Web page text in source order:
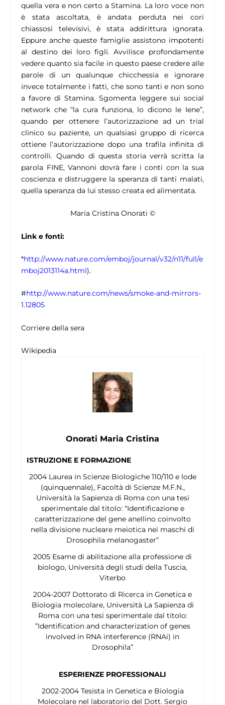
quella vera e non certo a Stamina. La loro voce non
è stata ascoltata, è andata perduta nei cori
chiassosi televisivi, è stata addirittura ignorata.
Eppure anche queste famiglie assistono impotenti
al destino dei loro figli. Avvilisce profondamente
vedere quanto sia facile in questo paese credere alle
parole di un qualunque chicchessia e ignorare
invece totalmente i fatti, che sono tanti e non sono
a favore di Stamina. Sgomenta leggere sui social
network che “la cura funziona, lo dicono le Iene”,
quando per ottenere l’autorizzazione ad un trial
clinico su paziente, un qualsiasi gruppo di ricerca
ottiene l’autorizzazione dopo una trafila infinita di
controlli. Quando di questa storia verrà scritta la
parola FINE, Vannoni dovrà fare i conti con la sua
coscienza e distruggere la speranza di tanti malati,
quella speranza da lui stesso creata ed alimentata.
Maria Cristina Onorati ©
Link e fonti:
*http://www.nature.com/emboj/journal/v32/n11/full/e
mboj2013114a.html).
#http://www.nature.com/news/smoke-and-mirrors-
1.12805
Corriere della sera
Wikipedia
Onorati Maria Cristina
ISTRUZIONE E FORMAZIONE
2004 Laurea in Scienze Biologiche 110/110 e lode
(quinquennale), Facoltà di Scienze M.F.N.,
Università la Sapienza di Roma con una tesi
sperimentale dal titolo: “Identificazione e
caratterizzazione del gene anellinocoinvolto
nella divisione nucleare meiotica nei maschi di
Drosophila melanogaster”
2005 Esame di abilitazione alla professione di
biologo, Università degli studi della Tuscia,
Viterbo
2004-2007 Dottorato di Ricerca in Genetica e
Biologia molecolare, Università La Sapienza di
Roma con una tesi sperimentale dal titolo:
”Identification and characterization of genes
involved in RNA interference (RNAi) in
Drosophila”
ESPERIENZE PROFESSIONALI
2002-2004 Tesista in Genetica e Biologia
Molecolare nel laboratorio del Dott. Sergio